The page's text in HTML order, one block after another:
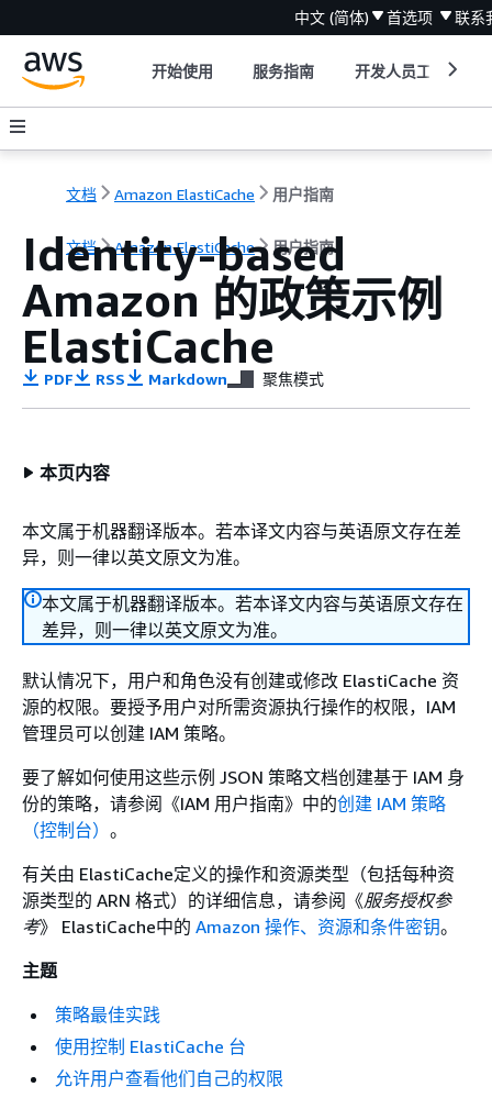
中文 (简体) 首选项 联系
开始使用 服务指南 开发人员工具
文档 Amazon ElastiCache 用户指南
文档 Amazon ElastiCache 用户指南
Identity-based
Amazon 的政策示例
ElastiCache
PDF RSS Markdown 聚焦模式
本页内容
本文属于机器翻译版本。若本译文内容与英语原文存在差
异，则一律以英文原文为准。
本文属于机器翻译版本。若本译文内容与英语原文存在
差异，则一律以英文原文为准。
默认情况下，用户和角色没有创建或修改 ElastiCache 资
源的权限。要授予用户对所需资源执行操作的权限，IAM
管理员可以创建 IAM 策略。
要了解如何使用这些示例 JSON 策略文档创建基于 IAM 身
份的策略，请参阅《IAM 用户指南》 中的创建 IAM 策略
（控制台） 。
有关由 ElastiCache定义的操作和资源类型（包括每种资
源类型的 ARN 格式）的详细信息，请参阅《服务授权参
考》 ElastiCache中的 Amazon 操作、资源和条件密钥。
主题
策略最佳实践
使用控制 ElastiCache 台
允许用户查看他们自己的权限